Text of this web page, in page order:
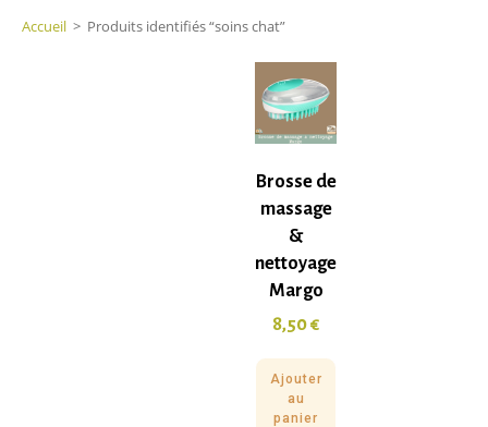
Accueil > Produits identifiés “soins chat”
Brosse de
massage
&
nettoyage
Margo
8,50€
Ajouter
au
panier